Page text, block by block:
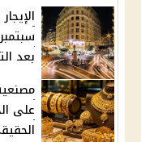
بعد
على